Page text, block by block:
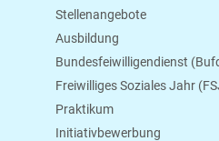
Stellenangebote
Ausbildung
Bundesfeiwilligendienst
Freiwilliges Soziales Jahr
Praktikum
Initiativbewerbung